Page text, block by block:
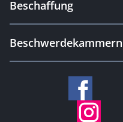
Beschaffung
Beschwerdekammern